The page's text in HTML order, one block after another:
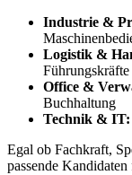
Industrie &
Logistik &
Führungskräfte
Office &
Buchhaltung
Technik & IT:
Egal ob Fachkraft,
passende